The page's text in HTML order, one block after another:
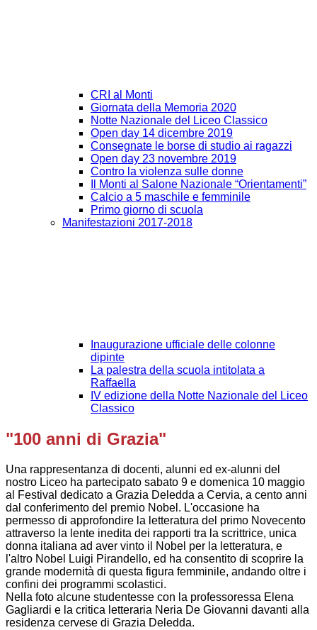
CRI al Monti
Giornata della Memoria 2020
Notte Nazionale del Liceo Classico
Open day 14 dicembre 2019
Consegnate le borse di studio ai ragazzi
Open day 23 novembre 2019
Contro la violenza sulle donne
Il Monti al Salone Nazionale “Orientamenti”
Calcio a 5 maschile e femminile
Primo giorno di scuola
Manifestazioni 2017-2018
Inaugurazione ufficiale delle colonne
dipinte
La palestra della scuola intitolata a
Raffaella
IV edizione della Notte Nazionale del Liceo
Classico
"100 anni di Grazia"
Una rappresentanza di docenti, alunni ed ex-alunni del
nostro Liceo ha partecipato sabato 9 e domenica 10 maggio
al Festival dedicato a Grazia Deledda a Cervia, a cento anni
dal conferimento del premio Nobel. L'occasione ha
permesso di approfondire la letteratura del primo Novecento
attraverso la lente inedita dei rapporti tra la scrittrice, unica
donna italiana ad aver vinto il Nobel per la letteratura, e
l'altro Nobel Luigi Pirandello, ed ha consentito di scoprire la
grande modernità di questa figura femminile, andando oltre i
confini dei programmi scolastici.
Nella foto alcune studentesse con la professoressa Elena
Gagliardi e la critica letteraria Neria De Giovanni davanti alla
residenza cervese di Grazia Deledda.